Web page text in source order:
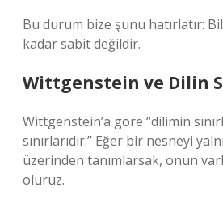
Bu durum bize şunu hatırlatır:
kadar sabit değildir.
Wittgenstein ve Dilin
Wittgenstein’a göre “dilimin
sınırlarıdır.” Eğer bir nesneyi
üzerinden tanımlarsak, onun
oluruz.